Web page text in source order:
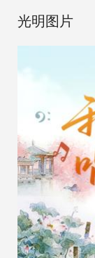
光明图片